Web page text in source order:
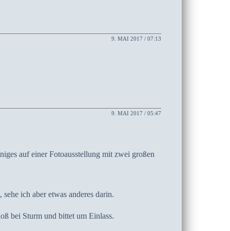
9. MAI 2017 / 07:13
9. MAI 2017 / 05:47
auf einer Fotoausstellung mit zwei großen
ich aber etwas anderes darin.
bei Sturm und bittet um Einlass.